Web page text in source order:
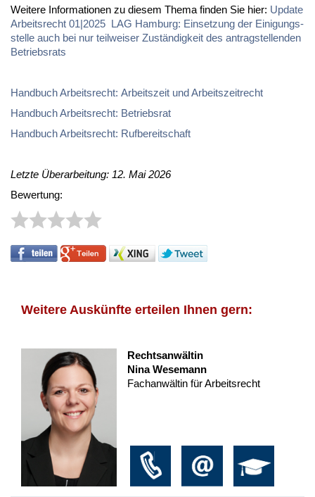
Wei­te­re In­for­ma­tio­nen zu die­sem The­ma fin­den Sie hier: Up­date
Ar­beits­recht 01|2025 LAG Ham­burg: Ein­set­zung der Ei­ni­gungs­
stel­le auch bei nur teil­wei­ser Zu­stän­dig­keit des an­trag­stel­len­den
Be­triebs­rats
Hand­buch Ar­beits­recht: Ar­beits­zeit und Ar­beits­zeit­recht
Hand­buch Ar­beits­recht: Be­triebs­rat
Hand­buch Ar­beits­recht: Ruf­be­reit­schaft
Letzte Überarbeitung: 12. Mai 2026
Bewertung:
Weitere Auskünfte erteilen Ihnen gern:
Rechtsanwältin
Nina Wesemann
Fachanwältin für Arbeitsrecht